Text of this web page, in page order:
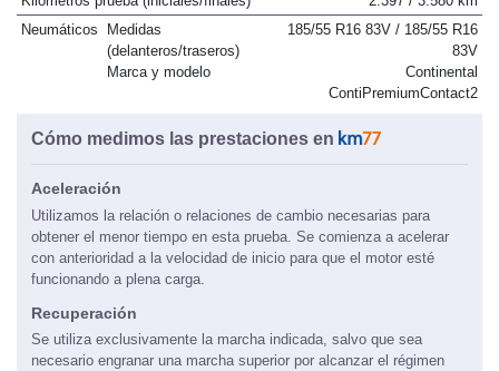
Neumáticos
Medidas
(delanteros/traseros)
Marca y modelo
185/55 R16 83V / 185/55 R16
83V
Continental
ContiPremiumContact2
Cómo medimos las prestaciones en
Aceleración
Utilizamos la relación o relaciones de cambio necesarias para
obtener el menor tiempo en esta prueba. Se comienza a acelerar
con anterioridad a la velocidad de inicio para que el motor esté
funcionando a plena carga.
Recuperación
Se utiliza exclusivamente la marcha indicada, salvo que sea
necesario engranar una marcha superior por alcanzar el régimen